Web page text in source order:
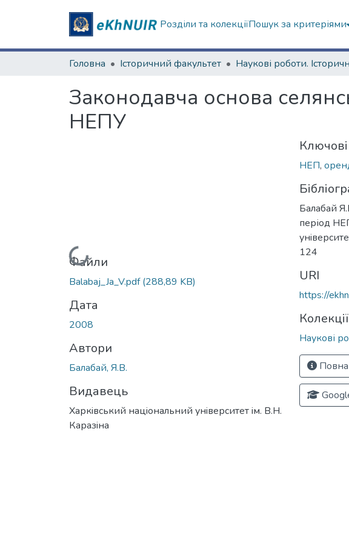
Розділи та колекціїПошук за критеріями
Головна Історичний факультет
Законодавча основа
НЕПУ
Вантажиться...
Файли
Balabaj_Ja_V.pdf(288,89 KB)
Дата
2008
Автори
Балабай, Я.В.
Видавець
Харкiвський нацiональний унiверситет iм. В.Н.
Каразiна
НЕП,
Балабай
період
124
URI
https://
Колекції
Наукові